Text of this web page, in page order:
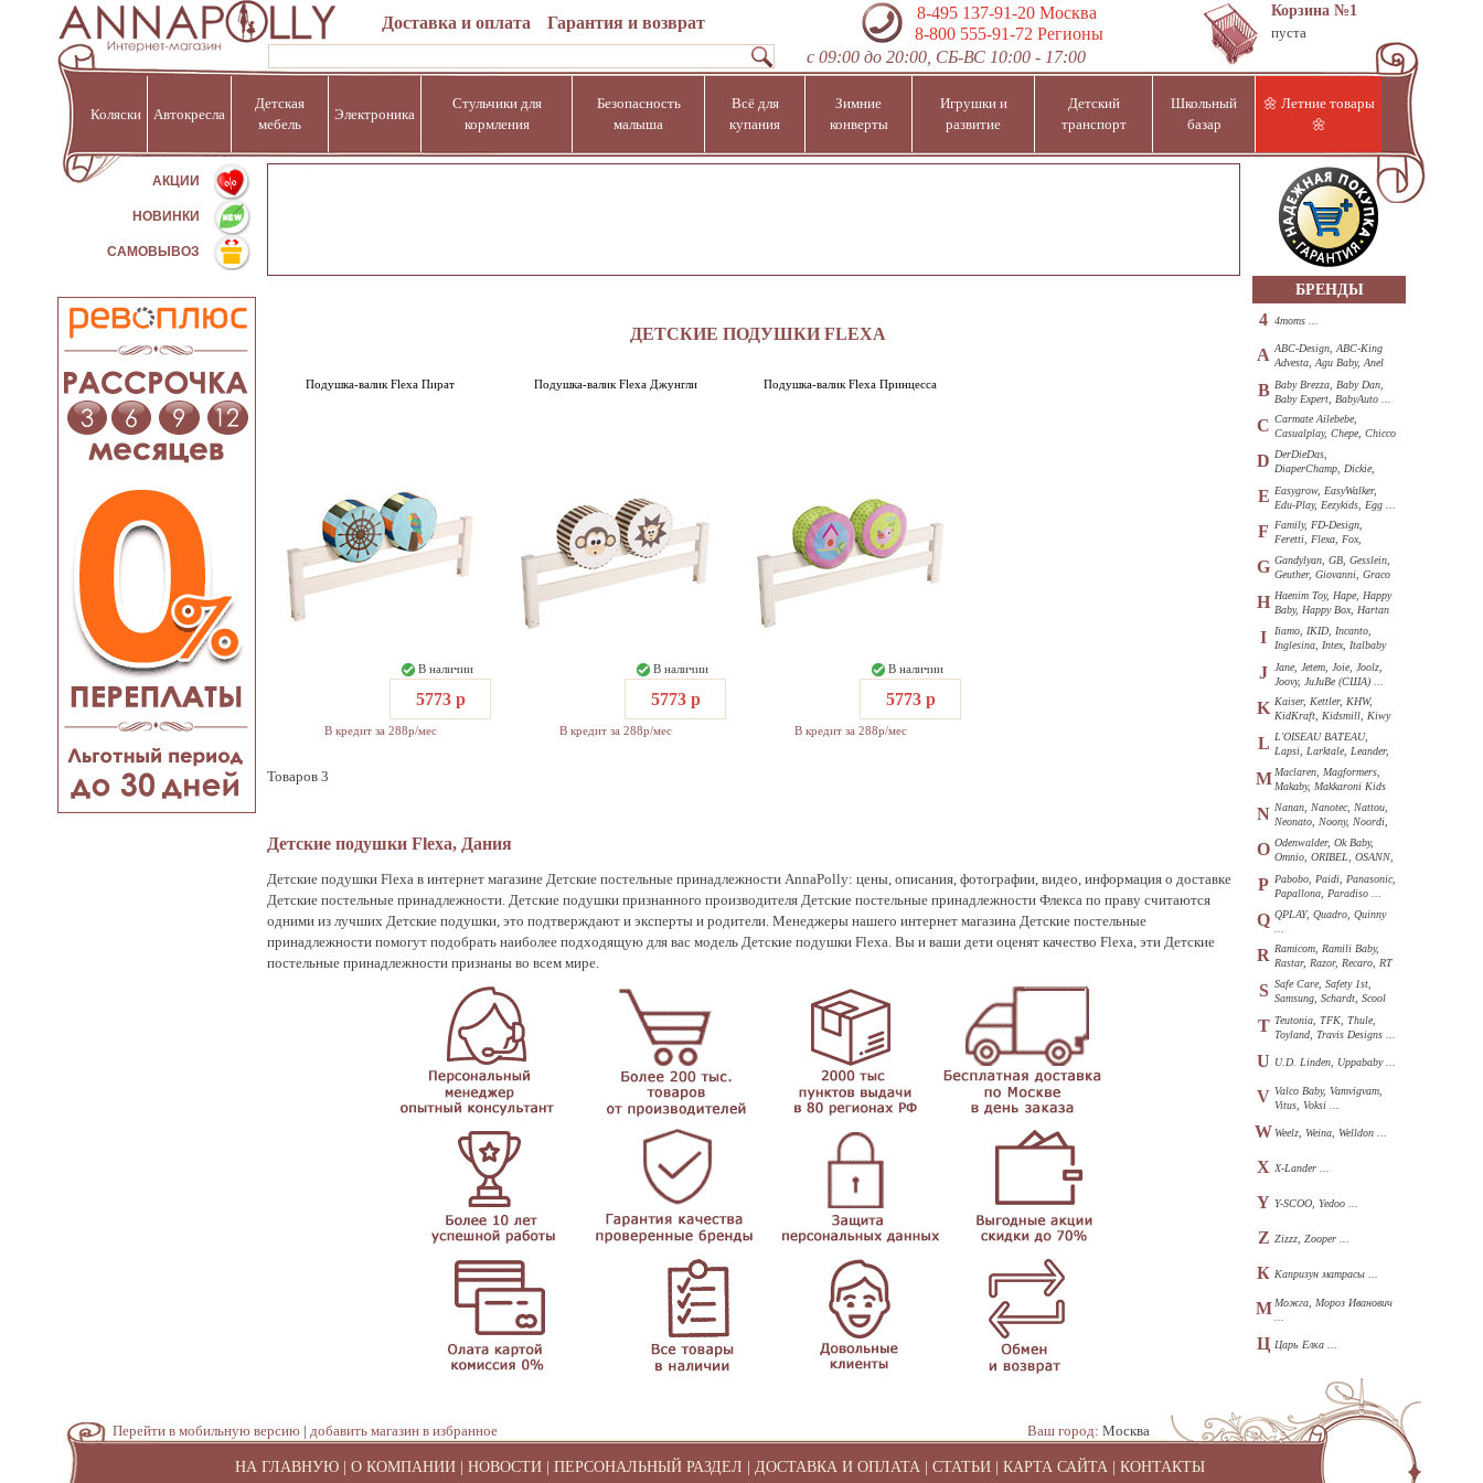
Доставка и оплата Гарантия и возврат
8-495 137-91-20Москва
8-800 555-91-72 Регионы
с 09:00 до 20:00, СБ-ВС 10:00 - 17:00
Корзина №1
пуста
Коляски Автокресла
Детская
мебель
Электроника
Стульчики для
кормления
Безопасность
малыша
Всё для
купания
Зимние
конверты
Игрушки и
развитие
Детский
транспорт
Школьный
базар
🌼 Летние товары
🌼
АКЦИИ %
НОВИНКИ
САМОВЫВОЗ
ДЕТСКИЕ ПОДУШКИ FLEXA
Подушка-валик Flexa Пират
В наличии
5773 р
В кредит за 288р/мес
Подушка-валик Flexa Джунгли
В наличии
5773 р
В кредит за 288р/мес
Подушка-валик Flexa Принцесса
В наличии
5773 р
В кредит за 288р/мес
Товаров 3
Детские подушки Flexa, Дания
Детские подушки Flexa в интернет магазине Детские постельные принадлежности AnnaPolly: цены, описания, фотографии, видео, информация о доставке
Детские постельные принадлежности. Детские подушки признанного производителя Детские постельные принадлежности Флекса по праву считаются
одними из лучших Детские подушки, это подтверждают и эксперты и родители. Менеджеры нашего интернет магазина Детские постельные
принадлежности помогут подобрать наиболее подходящую для вас модель Детские подушки Flexa. Вы и ваши дети оценят качество Flexa, эти Детские
постельные принадлежности признаны во всем мире.
БРЕНДЫ
4 4moms ...
A ABC-Design, ABC-King
Advesta, Agu Baby, Anel
B Baby Brezza, Baby Dan,
Baby Expert, BabyAuto ...
C Carmate Ailebebe,
Casualplay, Chepe, Chicco
D DerDieDas,
DiaperChamp, Dickie,
E Easygrow, EasyWalker,
Edu-Play, Eezykids, Egg ...
F
Family, FD-Design,
Feretti, Flexa, Fox,
G Gandylyan, GB, Gesslein,
Geuther, Giovanni, Graco
H Haenim Toy, Hape, Happy
Baby, Happy Box, Hartan
I
Iiamo, IKID, Incanto,
Inglesina, Intex, Italbaby
J
Jane, Jetem, Joie, Joolz,
Joovy, JuJuBe (США) ...
K Kaiser, Kettler, KHW,
KidKraft, Kidsmill, Kiwy
L L'OISEAU BATEAU,
Lapsi, Larktale, Leander,
M Maclaren, Magformers,
Makaby, Makkaroni Kids
N Nanan, Nanotec, Nattou,
Neonato, Noony, Noordi,
O Odenwalder, Ok Baby,
Omnio, ORIBEL, OSANN,
P Pabobo, Paidi, Panasonic,
Papallona, Paradiso ...
Q QPLAY, Quadro, Quinny
R Ramicom, Ramili Baby,
Rastar, Razor, Recaro, RT
S Safe Care, Safety 1st,
Samsung, Schardt, Scool
T Teutonia, TFK, Thule,
Toyland, Travis Designs ...
U U.D. Linden, Uppababy ...
V Valco Baby, Vamvigvam,
Vitus, Voksi ...
WWeelz, Weina, Welldon ...
X X-Lander ...
Y Y-SCOO, Yedoo ...
Z Zizzz, Zooper ...
К Капризун матрасы ...
М Можга, Мороз Иванович
Ц Царь Елка ...
Перейти в мобильную версию | добавить магазин в избранное Ваш город: Москва
НА ГЛАВНУЮ| О КОМПАНИИ| НОВОСТИ| ПЕРСОНАЛЬНЫЙ РАЗДЕЛ ДОСТАВКА И ОПЛАТА| СТАТЬИ| КАРТА САЙТА| КОНТАКТЫ